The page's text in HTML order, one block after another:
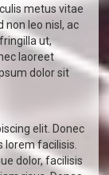
metus vitae
non leo nisl, ac
ut,
laoreet
dolor sit
elit. Donec
facilisis.
dolor, facilisis